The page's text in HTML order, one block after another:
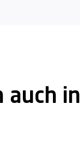
auch